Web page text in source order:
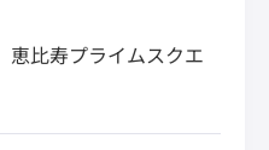
比寿プライムスクエ